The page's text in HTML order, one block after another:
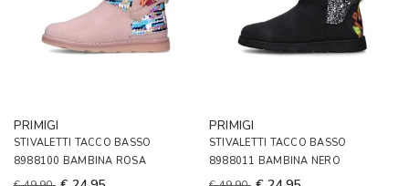
PRIMIGI
STIVALETTI TACCO BASSO
8988100 BAMBINA ROSA
PRIMIGI
STIVALETTI TACCO BASSO
8988011 BAMBINA NERO